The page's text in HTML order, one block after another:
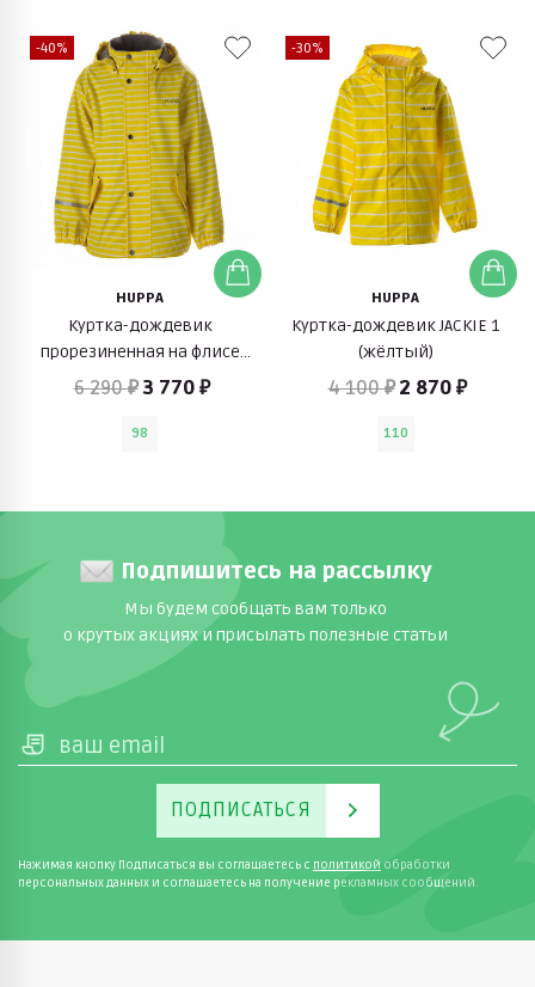
-40%
HUPPA
Куртка-дождевик
прорезиненная на флисе
JACKIE (желтый в полоску)
6 290 ₽3 770 ₽
98
-30%
HUPPA
Куртка-дождевик JACKIE 1
(жёлтый)
4 100 ₽ 2 870 ₽
110
Подпишитесь на рассылку
Мы будем сообщать вам только
о крутых акциях и присылать полезные статьи
ПОДПИСАТЬСЯ
Нажимая кнопку Подписаться вы соглашаетесь с политикой обработки
персональных данных и соглашаетесь на получение рекламных сообщений.